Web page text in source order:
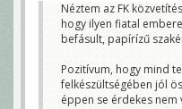
Néztem az FK
hogy ilyen fiatal
befásult, papírízű
Pozitívum, hogy mind
felkészültségében jól
éppen se érdekes